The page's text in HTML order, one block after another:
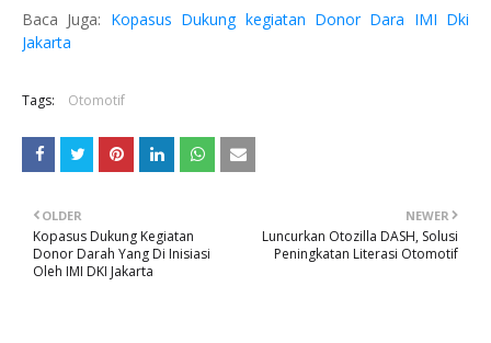
Baca Juga: Kopasus Dukung kegiatan Donor Dara IMI Dki
Jakarta
Tags: Otomotif
NEWER
Luncurkan Otozilla DASH, Solusi
Peningkatan Literasi Otomotif
OLDER
Kopasus Dukung Kegiatan
Donor Darah Yang Di Inisiasi
Oleh IMI DKI Jakarta